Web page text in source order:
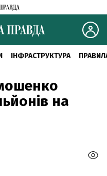
ІНФРАСТРУКТУРА
на